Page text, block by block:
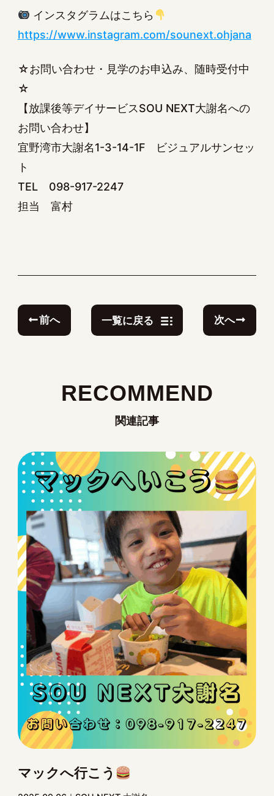
インスタグラムはこちら
https://www.instagram.com/sounext.ohjana
☆お問い合わせ・見学のお申込み、随時受付中
☆
【放課後等デイサービスSOU NEXT大謝名への
お問い合わせ】
宜野湾市大謝名1-3-14-1F ビジュアルサンセッ
ト
TEL 098-917-2247
担当 富村
前へ 一覧に戻る 次へ
RECOMMEND
関連記事
マックへ行こう